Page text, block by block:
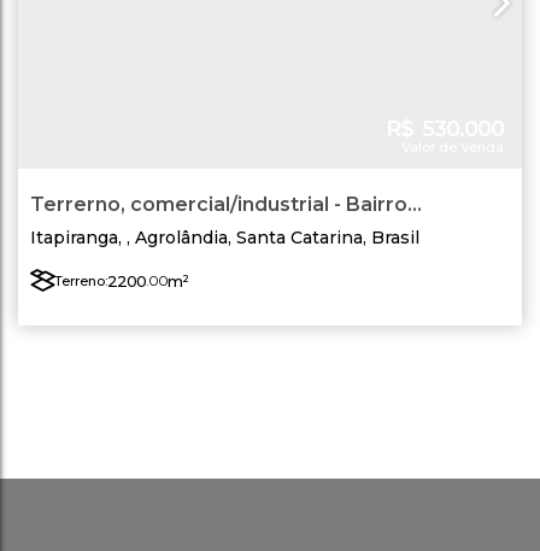
Terrerno, comercial/industrial - Bairro
Itapiranga - Agrolândia - SC - Área 02
Itapiranga , Agrolândia, Santa Catarina, Brasil
Terreno:2200.00m²